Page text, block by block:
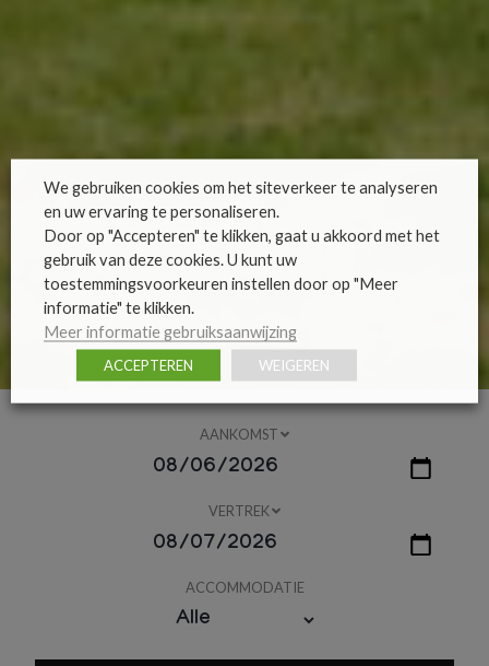
AANKOMST
VERTREK
ACCOMMODATIE
We gebruiken cookies om het siteverkeer te analyseren
en uw ervaring te personaliseren.
Door op "Accepteren" te klikken, gaat u akkoord met het
gebruik van deze cookies. U kunt uw
toestemmingsvoorkeuren instellen door op "Meer
informatie" te klikken.
Meer informatie gebruiksaanwijzing
ACCEPTEREN WEIGEREN